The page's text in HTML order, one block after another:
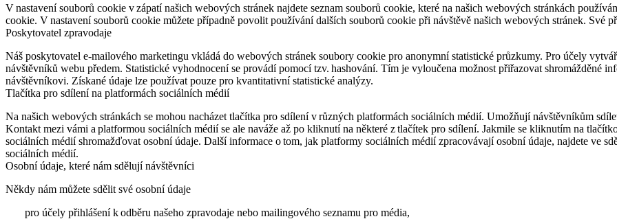
V nastavení souborů cookie v zápatí našich webových stránek najdete seznam souborů cookie, které na našich webových stránkách
cookie. V nastavení souborů cookie můžete případně povolit používání dalších souborů cookie při návštěvě našich webových stránek. Své
Poskytovatel zpravodaje
Náš poskytovatel e-mailového marketingu vkládá do webových stránek soubory cookie pro anonymní statistické průzkumy. Pro účely
návštěvníků webu předem. Statistické vyhodnocení se provádí pomocí tzv. hashování. Tím je vyloučena možnost přiřazovat shromážděné
návštěvníkovi. Získané údaje lze používat pouze pro kvantitativní statistické analýzy.
Tlačítka pro sdílení na platformách sociálních médií
Na našich webových stránkách se mohou nacházet tlačítka pro sdílení v různých platformách sociálních médií. Umožňují návštěvníkům
Kontakt mezi vámi a platformou sociálních médií se ale naváže až po kliknutí na některé z tlačítek pro sdílení. Jakmile se kliknutím na
sociálních médií shromažďovat osobní údaje. Další informace o tom, jak platformy sociálních médií zpracovávají osobní údaje, najdete ve
sociálních médií.
Osobní údaje, které nám sdělují návštěvníci
Někdy nám můžete sdělit své osobní údaje
pro účely přihlášení k odběru našeho zpravodaje nebo mailingového seznamu pro média,